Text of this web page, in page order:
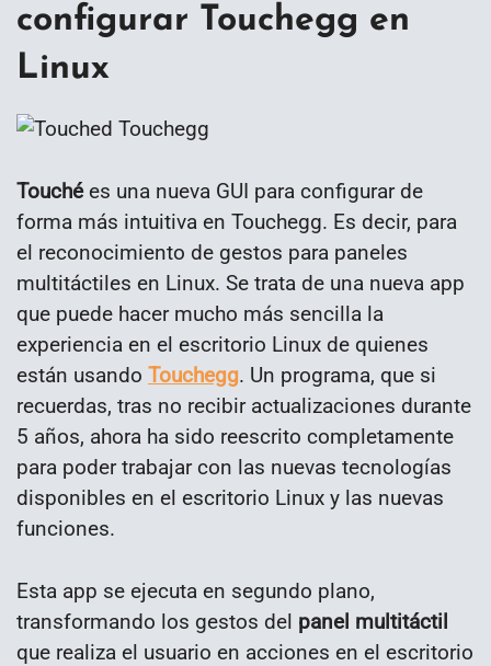
configurar Touchegg en
Linux
Touchées una nueva GUI para configurar de
forma más intuitiva en Touchegg. Es decir, para
el reconocimiento de gestos para paneles
multitáctiles en Linux. Se trata de una nueva app
que puede hacer mucho más sencilla la
experiencia en el escritorio Linux de quienes
están usando Touchegg. Un programa, que si
recuerdas, tras no recibir actualizaciones durante
5 años, ahora ha sido reescrito completamente
para poder trabajar con las nuevas tecnologías
disponibles en el escritorio Linux y las nuevas
funciones.
Esta app se ejecuta en segundo plano,
transformando los gestos del panel multitáctil
que realiza el usuario en acciones en el escritorio